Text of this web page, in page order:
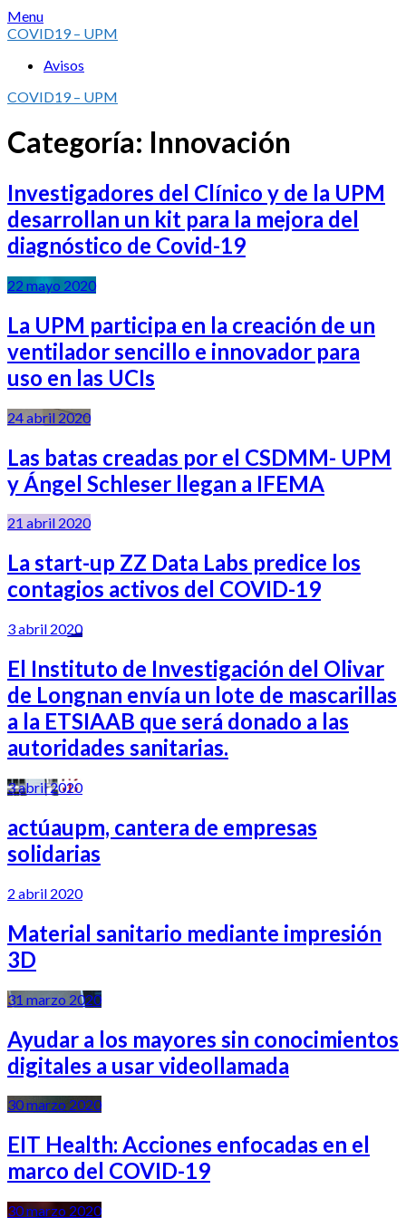
Skip
to
Menu
COVID19 – UPM
Avisos
COVID19 – UPM
Categoría: Innovación
Investigadores del Clínico y de la UPM
desarrollan un kit para la mejora del
diagnóstico de Covid-19
22 mayo 2020
La UPM participa en la creación de un
ventilador sencillo e innovador para
uso en las UCIs
24 abril 2020
Las batas creadas por el CSDMM- UPM
y Ángel Schleser llegan a IFEMA
21 abril 2020
La start-up ZZ Data Labs predice los
contagios activos del COVID-19
3 abril 2020
El Instituto de Investigación del Olivar
de Longnan envía un lote de mascarillas
a la ETSIAAB que será donado a las
autoridades sanitarias.
3 abril 2020
actúaupm, cantera de empresas
solidarias
2 abril 2020
Material sanitario mediante impresión
3D
31 marzo 2020
Ayudar a los mayores sin conocimientos
digitales a usar videollamada
30 marzo 2020
EIT Health: Acciones enfocadas en el
marco del COVID-19
30 marzo 2020